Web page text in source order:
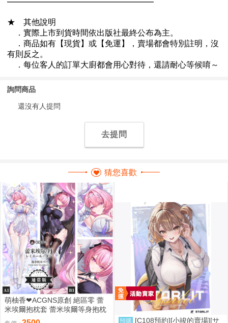
詢問商品
還沒有人提問
去提問
猜您喜歡
萌柚香❤ACGNS原創 絕區零 蕾
米埃爾抱枕套 蕾米埃爾等身抱枕
套 蕾米埃爾枕頭套 蕾米埃爾枕套
預購 [C108預約][小竣的賣場][サ